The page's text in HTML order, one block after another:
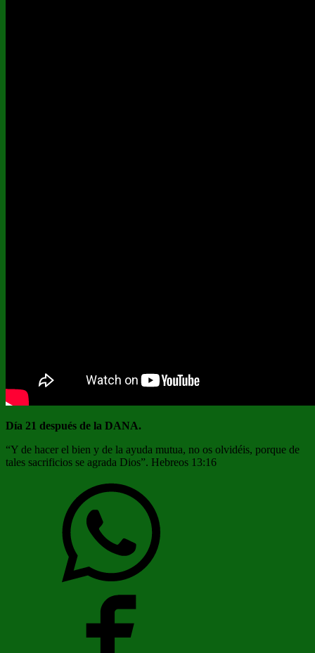
Día 21 después de la DANA.
“Y de hacer el bien y de la ayuda mutua, no os olvidéis, porque de
tales sacrificios se agrada Dios”. Hebreos 13:16